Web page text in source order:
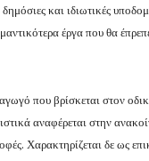
και ιδιωτικές
έργα που θα
που βρίσκεται στον
αναφέρεται στην
Χαρακτηρίζεται δε ως